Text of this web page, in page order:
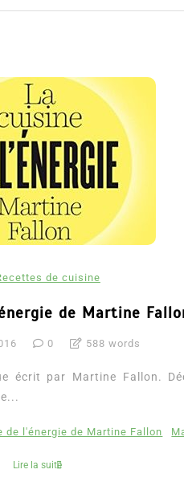
de cuisine
de Martine
0 588 words
écrit par Martine Fallon.
de l'énergie de Martine Fallon
Lire la suite
8 Juil 2026